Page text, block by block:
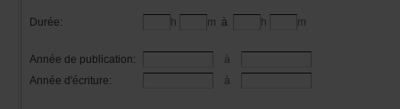
Durée: h m à h m
Annéedepublication:
à
Annéed'écriture:
à